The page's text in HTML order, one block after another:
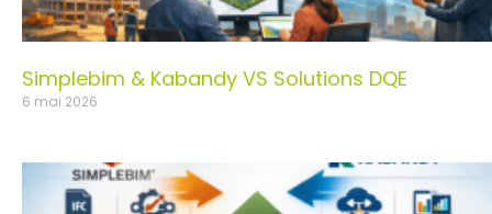
Simplebim & Kabandy VS Solutions DQE
6 mai 2026